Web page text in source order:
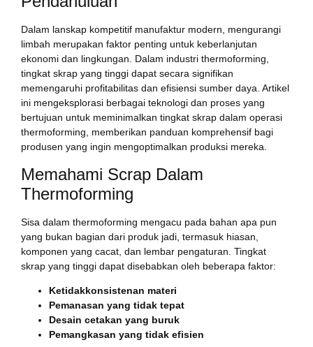
Dalam lanskap kompetitif manufaktur modern, mengurangi
limbah merupakan faktor penting untuk keberlanjutan
ekonomi dan lingkungan. Dalam industri thermoforming,
tingkat skrap yang tinggi dapat secara signifikan
memengaruhi profitabilitas dan efisiensi sumber daya. Artikel
ini mengeksplorasi berbagai teknologi dan proses yang
bertujuan untuk meminimalkan tingkat skrap dalam operasi
thermoforming, memberikan panduan komprehensif bagi
produsen yang ingin mengoptimalkan produksi mereka.
Memahami Scrap Dalam
Thermoforming
Sisa dalam thermoforming mengacu pada bahan apa pun
yang bukan bagian dari produk jadi, termasuk hiasan,
komponen yang cacat, dan lembar pengaturan. Tingkat
skrap yang tinggi dapat disebabkan oleh beberapa faktor:
Ketidakkonsistenan materi
Pemanasan yang tidak tepat
Desain cetakan yang buruk
Pemangkasan yang tidak efisien